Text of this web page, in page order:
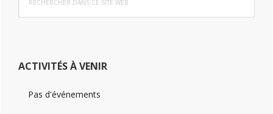
dans
ce
ACTIVITÉS À VENIR
Pas d'événements